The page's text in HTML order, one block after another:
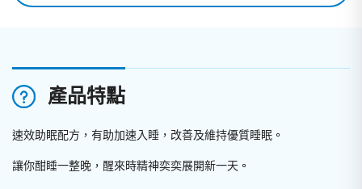
產品特點
速效助眠配方，有助加速入睡，改善及維持優質睡眠 。
讓你酣睡一整晚，醒來時精神奕奕展開新一天 。